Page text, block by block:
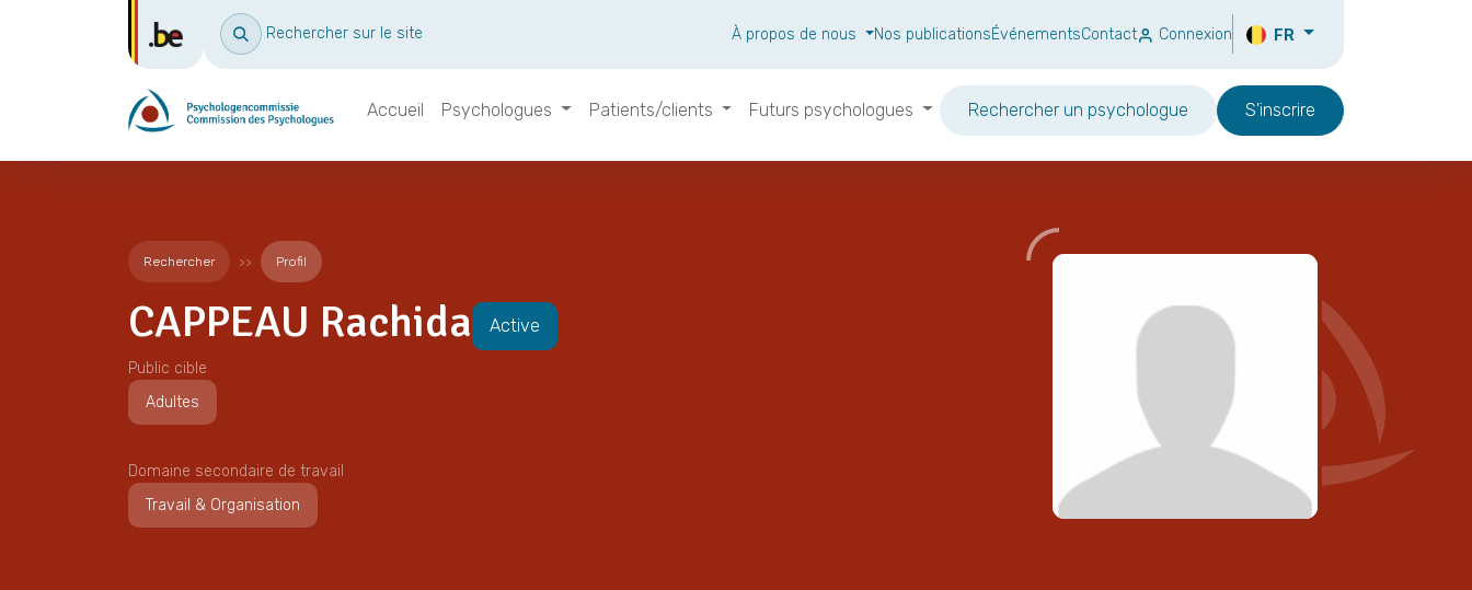
Rechercher sur le site À propos de nous Nos publicationsÉvénementsContact Connexion FR
Accueil Psychologues Patients/clients Futurs psychologues Rechercher un psychologue S'inscrire
Rechercher Profil
CAPPEAU Rachida Active
Public cible
Adultes
Domaine secondaire de travail
Travail & Organisation